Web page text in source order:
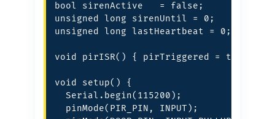
bool sirenActive   = false;
unsigned long sirenUntil = 0;
unsigned long lastHeartbeat = 0;
void pirISR() { pirTriggered = true; }
void setup() {
  Serial.begin(115200);
  pinMode(PIR_PIN, INPUT);